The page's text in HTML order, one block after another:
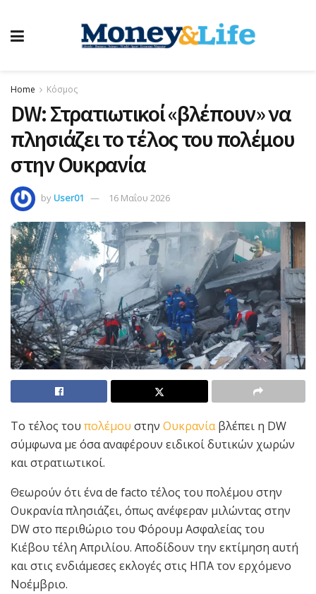
Home Κόσμος
DW: Στρατιωτικοί «βλέπουν» να
πλησιάζει το τέλος του πολέμου
στην Ουκρανία
byUser01 16 Μαΐου 2026
Το τέλος του πολέμου στην Ουκρανίαβλέπει η DW
σύμφωνα με όσα αναφέρουν ειδικοί δυτικών χωρών
και στρατιωτικοί.
Θεωρούν ότι ένα de facto τέλος του πολέμου στην
Ουκρανία πλησιάζει, όπως ανέφεραν μιλώντας στην
DW στο περιθώριο του Φόρουμ Ασφαλείας του
Κιέβου τέλη Απριλίου. Αποδίδουν την εκτίμηση αυτή
και στις ενδιάμεσες εκλογές στις ΗΠΑ τον ερχόμενο
Νοέμβριο.